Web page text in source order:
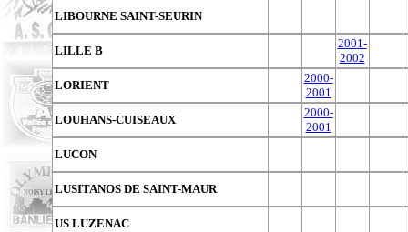
LIBOURNE SAINT-SEURIN
LILLE B
2001-
2002
LORIENT
2000-
2001
LOUHANS-CUISEAUX
2000-
2001
LUCON
LUSITANOS DE SAINT-MAUR
US LUZENAC